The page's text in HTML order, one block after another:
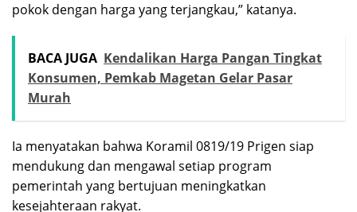
pokok dengan harga yang terjangkau,” katanya.
BACA JUGA Kendalikan Harga Pangan Tingkat
Konsumen, Pemkab Magetan Gelar Pasar
Murah
Ia menyatakan bahwa Koramil 0819/19 Prigen siap
mendukung dan mengawal setiap program
pemerintah yang bertujuan meningkatkan
kesejahteraan rakyat.